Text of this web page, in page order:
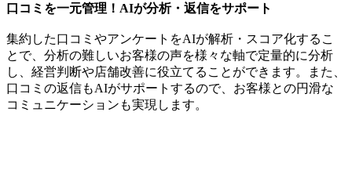
口コミを一元管理！AIが分析・返信をサポート
集約した口コミやアンケートをAIが解析・スコア化するこ
とで、分析の難しいお客様の声を様々な軸で定量的に分析
し、経営判断や店舗改善に役立てることができます。また、
口コミの返信もAIがサポートするので、お客様との円滑な
コミュニケーションも実現します。